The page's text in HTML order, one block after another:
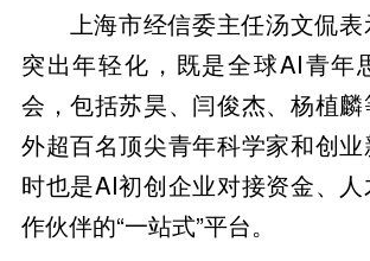
上海市经信委主任汤文侃
突出年轻化，既是全球AI青年
会，包括苏昊、闫俊杰、杨植
外超百名顶尖青年科学家和创
时也是AI初创企业对接资金、
作伙伴的“一站式”平台。